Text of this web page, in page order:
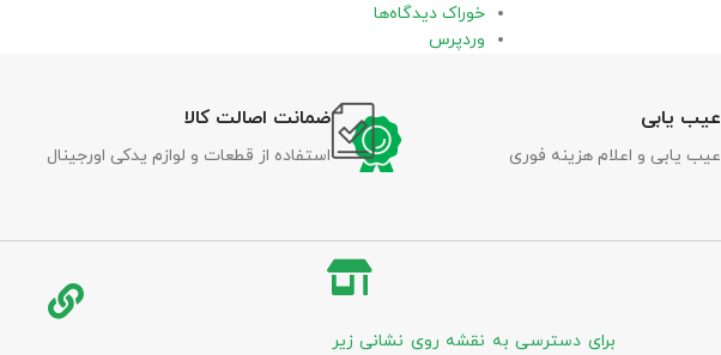
خوراک دیدگاه‌ها
وردپرس
عیب یابی
عیب یابی و اعلام هزینه فوری
ضمانت اصالت کالا
استفاده از قطعات و لوازم یدکی اورجینال
برای دسترسی به نقشه روی نشانی زیر